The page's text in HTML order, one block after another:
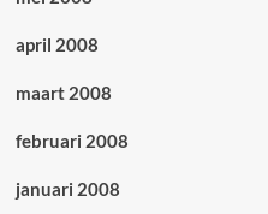
april 2008
maart 2008
februari 2008
januari 2008